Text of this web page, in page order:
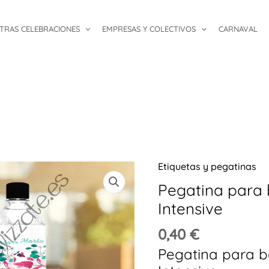
CELEBRACIONES EMPRESAS Y COLECTIVOS CARNAVAL
Etiquetas y pegatinas
Pegatina para
Intensive
0,40€
Pegatina para
Pegatina
para
botellas
agua
Intensive